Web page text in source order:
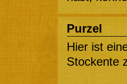
Purzel
Hier ist
Stockente